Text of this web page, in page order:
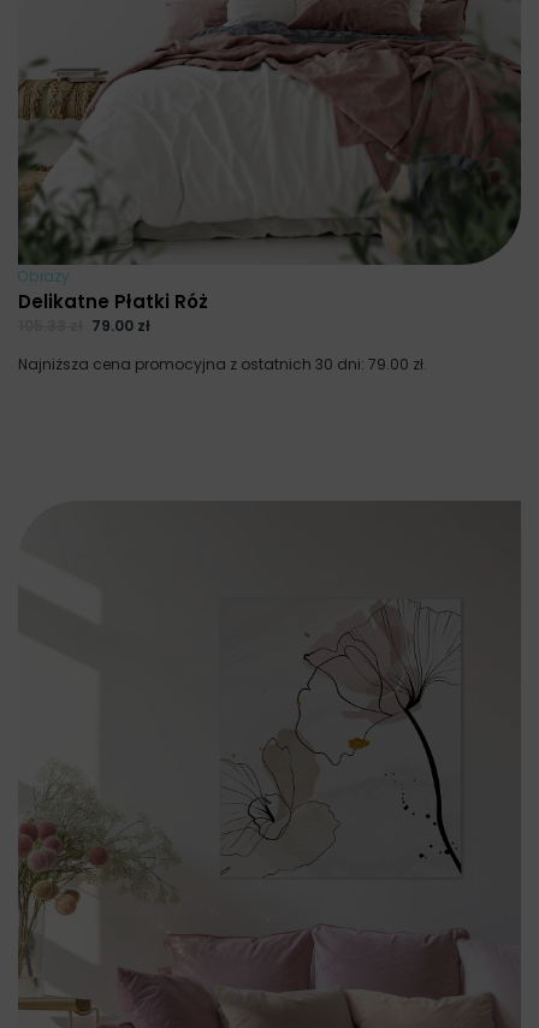
Obrazy
Delikatne Płatki Róż
79.00 zł
Najniższa cena promocyjna z ostatnich 30 dni: 79.00 zł.